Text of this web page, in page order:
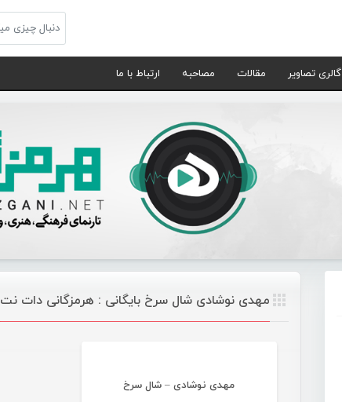
گالری تصاویر مقالات مصاحبه ارتباط با ما
مهدی نوشادی شال سرخ بایگانی : هرمزگانی دات نت
مهدی نوشادی – شال سرخ